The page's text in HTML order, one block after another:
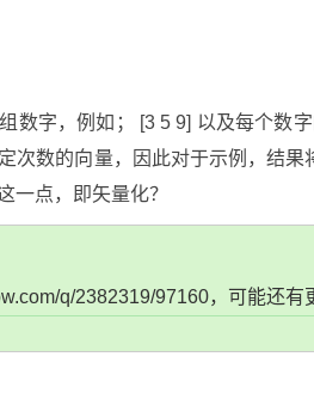
数字，例如； [3 5 9] 以及每个数
次数的向量，因此对于示例，结果
一点，即矢量化？
q/2382319/97160，可能还有